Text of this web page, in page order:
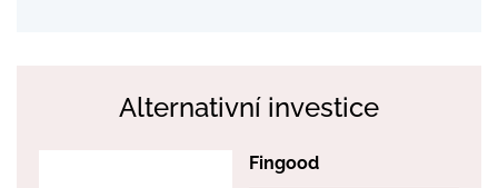
Alternativní investice
Fingood